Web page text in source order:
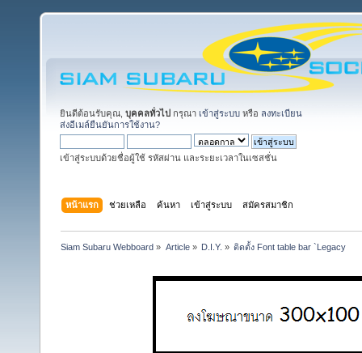
ยินดีต้อนรับคุณ, บุคคลทั่วไป กรุณา เข้าสู่ระบบ หรือ ลงทะเบียน
ส่งอีเมล์ยืนยันการใช้งาน?
เข้าสู่ระบบด้วยชื่อผู้ใช้ รหัสผ่าน และระยะเวลาในเซสชั่น
หน้าแรก ช่วยเหลือ ค้นหา เข้าสู่ระบบ สมัครสมาชิก
Siam Subaru Webboard » Article» D.I.Y. » ติดตั้ง Font table bar `Legacy